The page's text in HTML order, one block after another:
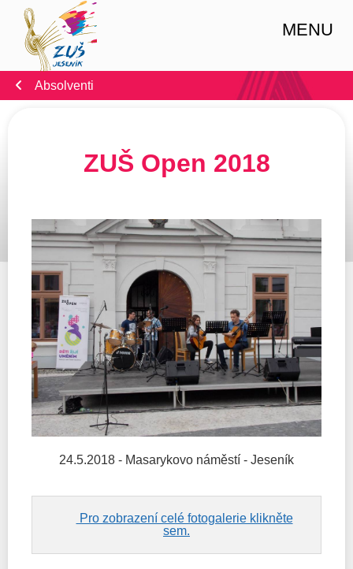
MENU
Absolventi
ZUŠ Open 2018
24.5.2018 - Masarykovo náměstí - Jeseník
Pro zobrazení celé fotogalerie klikněte
sem.